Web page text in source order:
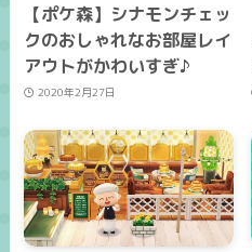
【ポケ森】シナモンチェッ
クのおしゃれなお部屋レイ
アウトがかわいすぎ♪
2020年2月27日